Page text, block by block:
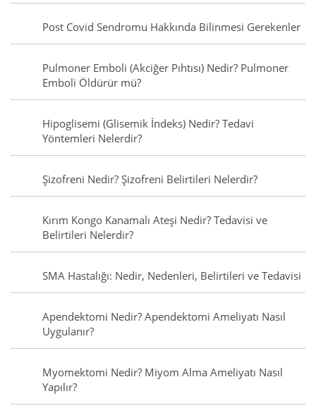
Post Covid Sendromu Hakkında Bilinmesi Gerekenler
Pulmoner Emboli (Akciğer Pıhtısı) Nedir? Pulmoner
Emboli Öldürür mü?
Hipoglisemi (Glisemik İndeks) Nedir? Tedavi
Yöntemleri Nelerdir?
Şizofreni Nedir? Şizofreni Belirtileri Nelerdir?
Kırım Kongo Kanamalı Ateşi Nedir? Tedavisi ve
Belirtileri Nelerdir?
SMA Hastalığı: Nedir, Nedenleri, Belirtileri ve Tedavisi
Apendektomi Nedir? Apendektomi Ameliyatı Nasıl
Uygulanır?
Myomektomi Nedir? Miyom Alma Ameliyatı Nasıl
Yapılır?